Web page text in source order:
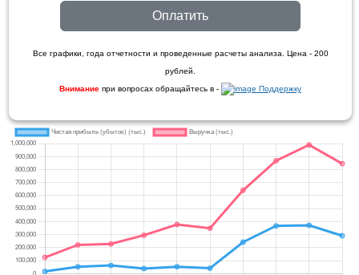
Оплатить
Все графики, года отчетности и проведенные расчеты анализа. Цена - 200
рублей.
Внимание при вопросах обращайтесь в - Поддержку